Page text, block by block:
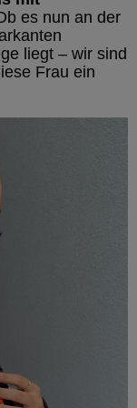
es nun an der
liegt – wir sind
Frau ein